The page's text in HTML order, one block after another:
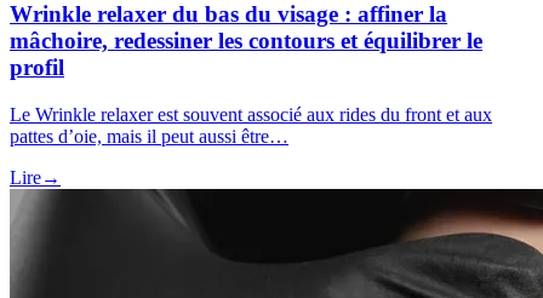
Wrinkle relaxer du bas du visage : affiner la
mâchoire, redessiner les contours et équilibrer le
profil
Le Wrinkle relaxer est souvent associé aux rides du front et aux
pattes d’oie, mais il peut aussi être…
Lire→